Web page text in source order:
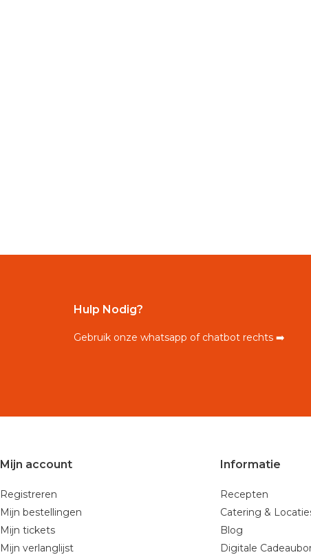
Hulp Nodig?
Gebruik onze whatsapp of chatbot rechts ➡️
Mijn account
Registreren
Mijn bestellingen
Mijn tickets
Mijn verlanglijst
Informatie
Recepten
Catering &
Blog
Digitale